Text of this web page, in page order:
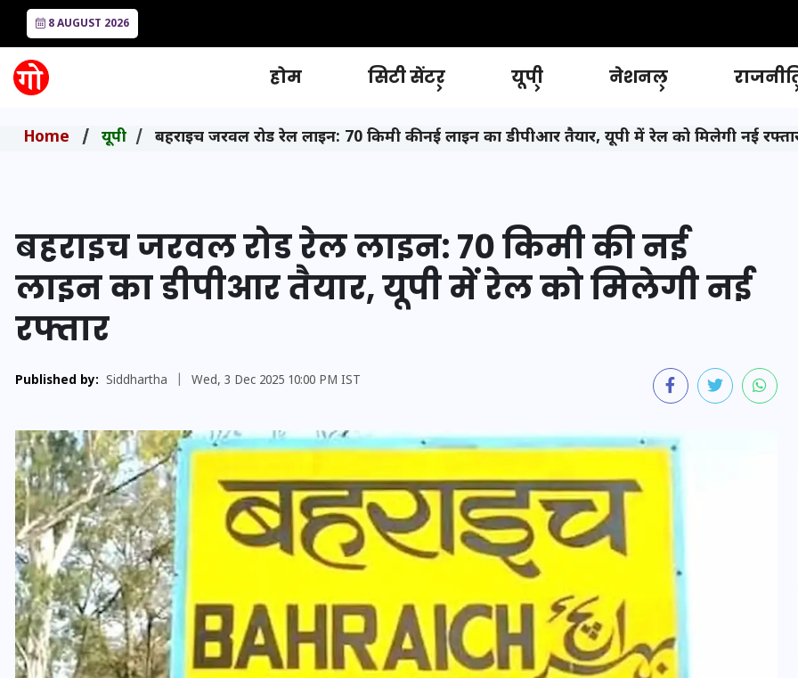
8 AUGUST 2026
होम सिटी सेंटर यूपी नेशनल
Home यूपी बहराइच जरवल रोड रेल लाइन: 70 किमी की नई लाइन का डीपीआर तैयार, यूपी में रेल को मिलेगी नई
बहराइच जरवल रोड रेल लाइन: 70 किमी की नई
लाइन का डीपीआर तैयार, यूपी में रेल को मिलेगी नई
रफ्तार
Published by: Siddhartha Wed, 3 Dec 2025 10:00 PM IST
वोटर लिस्ट पुनरीक्षण कार्यक्रम में
यूपी न्यूज़: नौकरों ने पिता-पुत्री
को 5 साल घर में बनाया बंधक,